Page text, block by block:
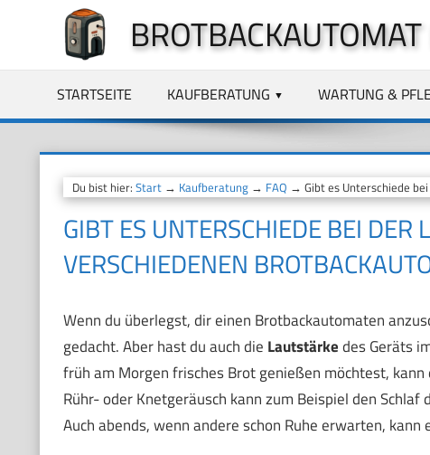
springen
STARTSEITE KAUFBERATUNG WARTUNG &
Du bist hier: Start→ Kaufberatung→ FAQ → Gibt es Unterschiede
GIBT ES UNTERSCHIEDE BEI DER
VERSCHIEDENEN
Wenn du überlegst, dir einen Brotbackautomaten
gedacht. Aber hast du auch die Lautstärkedes Geräts
früh am Morgen frisches Brot genießen möchtest,
Rühr- oder Knetgeräusch kann zum Beispiel den
Auch abends, wenn andere schon Ruhe erwarten,